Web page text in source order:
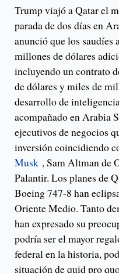
Trump viajó a Qatar el
parada de dos días en
anunció que los
millones de dólares
incluyendo un contrato
de dólares y miles de
desarrollo de
acompañado en Arabia
ejecutivos de negocios
inversión coincidiendo
Musk , Sam Altman de
Palantir. Los planes de
Boeing 747-8 han
Oriente Medio. Tanto
han expresado su
podría ser el mayor
federal en la historia,
situación de quid pro